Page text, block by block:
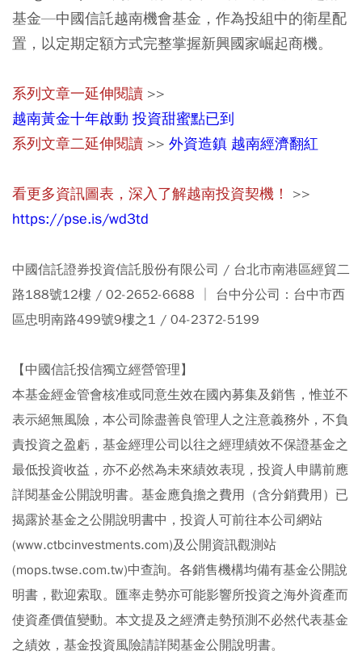
基金—中國信託越南機會基金，作為投組中的衛星配
置，以定期定額方式完整掌握新興國家崛起商機。
系列文章一延伸閱讀 >>
越南黃金十年啟動 投資甜蜜點已到
系列文章二延伸閱讀 >> 外資造鎮 越南經濟翻紅
看更多資訊圖表，深入了解越南投資契機！
>>
https://pse.is/wd3td
中國信託證券投資信託股份有限公司 / 台北市南港區經貿二
路188號12樓 / 02-2652-6688 │ 台中分公司：台中市西
區忠明南路499號9樓之1 / 04-2372-5199
【中國信託投信獨立經營管理】
本基金經金管會核准或同意生效在國內募集及銷售，惟並不
表示絕無風險，本公司除盡善良管理人之注意義務外，不負
責投資之盈虧，基金經理公司以往之經理績效不保證基金之
最低投資收益，亦不必然為未來績效表現，投資人申購前應
詳閱基金公開說明書。基金應負擔之費用（含分銷費用）已
揭露於基金之公開說明書中，投資人可前往本公司網站
(www.ctbcinvestments.com)及公開資訊觀測站
(mops.twse.com.tw)中查詢。各銷售機構均備有基金公開說
明書，歡迎索取。匯率走勢亦可能影響所投資之海外資產而
使資產價值變動。本文提及之經濟走勢預測不必然代表基金
之績效，基金投資風險請詳閱基金公開說明書。